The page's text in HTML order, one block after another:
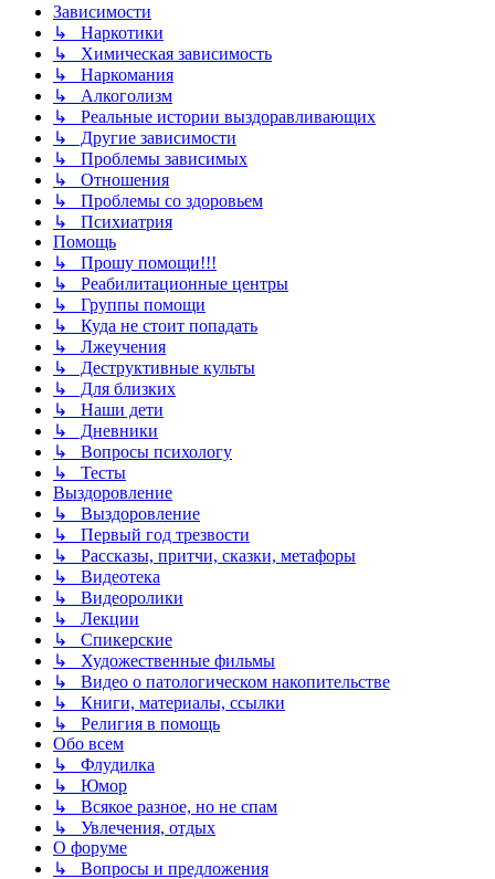
Зависимости
↳ Наркотики
↳ Химическая зависимость
↳ Наркомания
↳ Алкоголизм
↳ Реальные истории выздоравливающих
↳ Другие зависимости
↳ Проблемы зависимых
↳ Отношения
↳ Проблемы со здоровьем
↳ Психиатрия
Помощь
↳ Прошу помощи!!!
↳ Реабилитационные центры
↳ Группы помощи
↳ Куда не стоит попадать
↳ Лжеучения
↳ Деструктивные культы
↳ Для близких
↳ Наши дети
↳ Дневники
↳ Вопросы психологу
↳ Тесты
Выздоровление
↳ Выздоровление
↳ Первый год трезвости
↳ Рассказы, притчи, сказки, метафоры
↳ Видеотека
↳ Видеоролики
↳ Лекции
↳ Спикерские
↳ Художественные фильмы
↳ Видео о патологическом накопительстве
↳ Книги, материалы, ссылки
↳ Религия в помощь
Обо всем
↳ Флудилка
↳ Юмор
↳ Всякое разное, но не спам
↳ Увлечения, отдых
О форуме
↳ Вопросы и предложения